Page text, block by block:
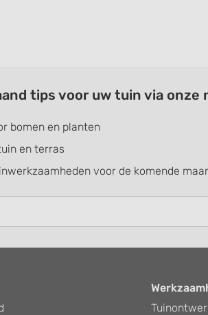
tips voor uw tuin via onze
bomen en planten
en terras
voor de komende